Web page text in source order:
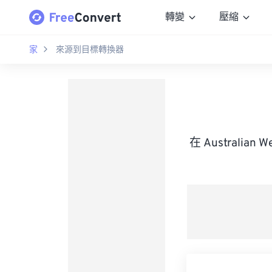
轉變 壓縮
家 來源到目標轉換器
在 Australian